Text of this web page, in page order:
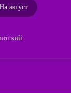
На август